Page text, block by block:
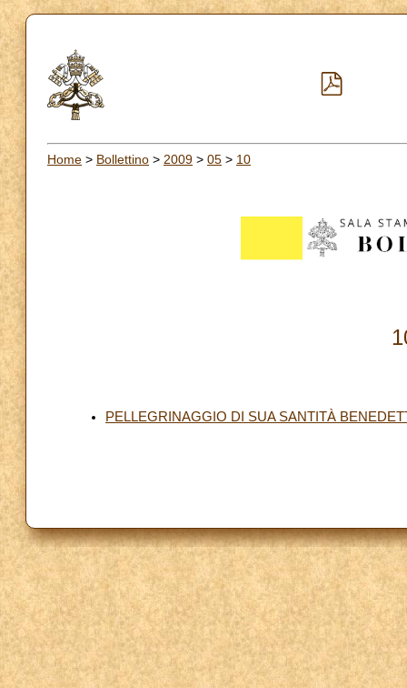
Home > Bollettino > 2009 > 05 > 10
PELLEGRINAGGIO DI SUA SANTITÀ